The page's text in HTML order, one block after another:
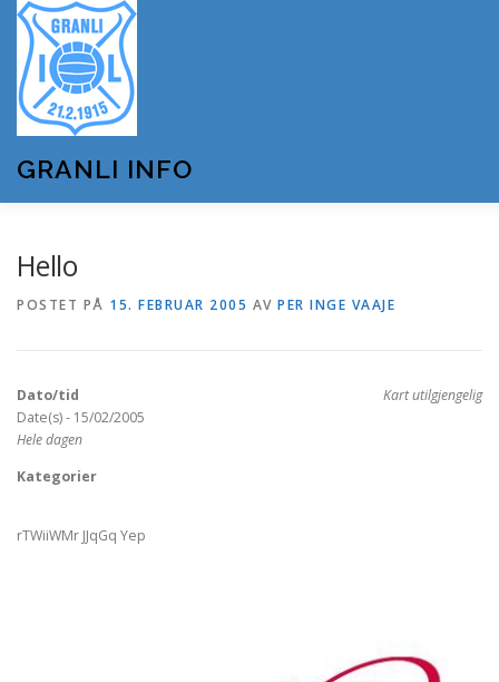
innhold
GRANLI INFO
OM GRANLI INFO
Hello
POSTET PÅ 15. FEBRUAR 2005 AV PER INGE VAAJE
Kart utilgjengelig
Dato/tid
Date(s) - 15/02/2005
Hele dagen
Kategorier
rTWiiWMr JJqGq Yep